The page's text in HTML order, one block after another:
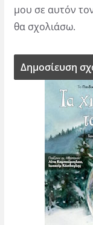
μου σε αυτόν
θα σχολιάσω.